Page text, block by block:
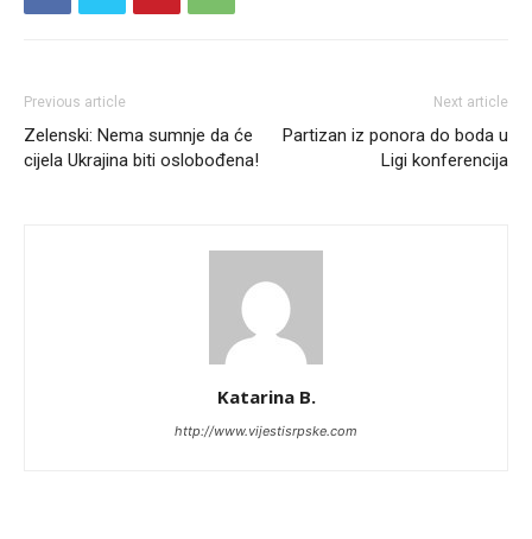
Previous article
Zelenski: Nema sumnje da će
cijela Ukrajina biti oslobođena!
Next article
Partizan iz ponora do boda u
Ligi konferencija
Katarina B.
http://www.vijestisrpske.com